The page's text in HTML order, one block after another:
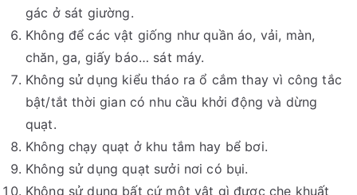
gác ở sát giường.
Không để các vật giống như quần áo, vải, màn,
chăn, ga, giấy báo… sát máy.
Không sử dụng kiểu tháo ra ổ cắm thay vì công tắc
bật/tắt thời gian có nhu cầu khởi động và dừng
quạt.
Không chạy quạt ở khu tắm hay bể bơi.
Không sử dụng quạt sưởi nơi có bụi.
Không sử dụng bất cứ một vật gì được che khuất